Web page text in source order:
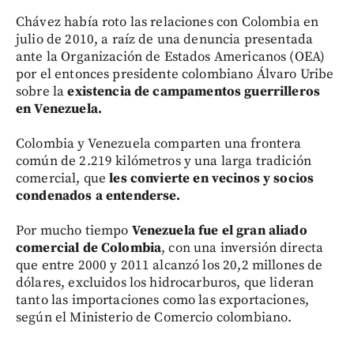
Chávez había roto las relaciones con Colombia en
julio de 2010, a raíz de una denuncia presentada
ante la Organización de Estados Americanos (OEA)
por el entonces presidente colombiano Álvaro Uribe
sobre laexistencia de campamentos guerrilleros
en Venezuela.
Colombia y Venezuela comparten una frontera
común de 2.219 kilómetros y una larga tradición
comercial, queles convierte en vecinos y socios
condenados a entenderse.
Por mucho tiempo Venezuela fue el gran aliado
comercial de Colombia, con una inversión directa
que entre 2000 y 2011 alcanzó los 20,2 millones de
dólares, excluidos los hidrocarburos, que lideran
tanto las importaciones como las exportaciones,
según el Ministerio de Comercio colombiano.